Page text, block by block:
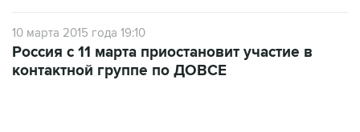
10 марта 2015 года 19:10
Россия с 11 марта приостановит участие в
контактной группе по ДОВСЕ